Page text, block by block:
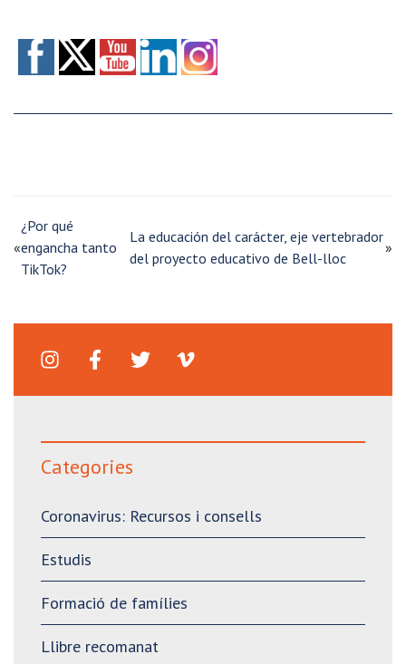
«
¿Por qué
engancha tanto
TikTok?
La educación del carácter, eje vertebrador
del proyecto educativo de Bell-lloc
»
Categories
Coronavirus: Recursos i consells
Estudis
Formació de famílies
Llibre recomanat